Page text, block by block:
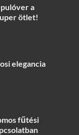
a
ötlet!
elegancia
fűtési